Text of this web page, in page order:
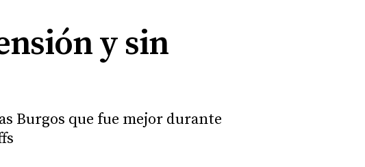
y sin
Burgos que fue mejor durante